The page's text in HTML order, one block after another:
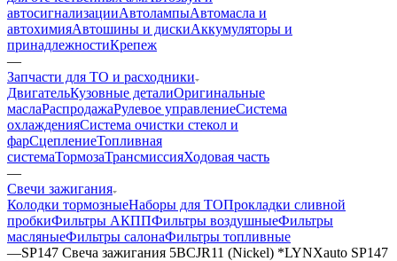
автосигнализацииАвтолампыАвтомасла и
автохимияАвтошины и дискиАккумуляторы и
принадлежностиКрепеж
—
Запчасти для ТО и расходники
ДвигательКузовные деталиОригинальные
маслаРаспродажаРулевое управлениеСистема
охлажденияСистема очистки стекол и
фарСцеплениеТопливная
системаТормозаТрансмиссияХодовая часть
—
Свечи зажигания
Колодки тормозныеНаборы для ТОПрокладки сливной
пробкиФильтры АКППФильтры воздушныеФильтры
масляныеФильтры салонаФильтры топливные
—SP147 Свеча зажигания 5BCJR11 (Nickel) *LYNXauto SP147